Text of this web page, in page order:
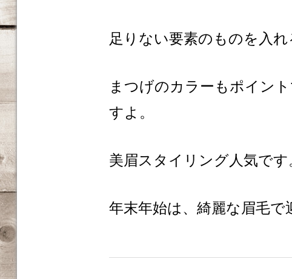
足りない要素のものを入れ
まつげのカラーもポイン
すよ。
美眉スタイリング人気です
年末年始は、綺麗な眉毛で